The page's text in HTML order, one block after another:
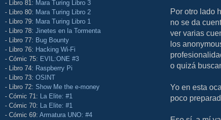
- Libro 81: Mara Turing Libro 3
- Libro 80: Mara Turing Libro 2
- Libro 79: Mara Turing Libro 1
- Libro 78: Jinetes en la Tormenta
- Libro 77: Bug Bounty
- Libro 76: Hacking Wi-Fi
- Cómic 75: EVIL:ONE #3
- Libro 74: Raspberry Pi
- Libro 73: OSINT
- Libro 72: Show Me the e-money
- Cómic 71: La Elite: #1
- Cómic 70: La Elite: #1
- Cómic 69: Armatura UNO: #4
Por otro lado
no se da
ver varias
los
o quizá
Yo en esta
poco